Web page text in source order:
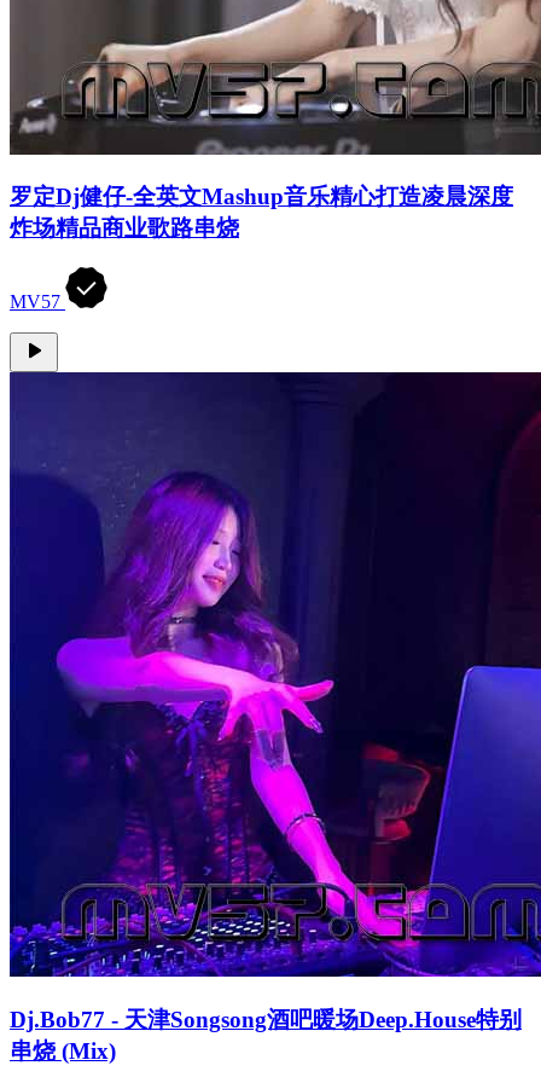
罗定Dj健仔-全英文Mashup音乐精心打造凌晨深度
炸场精品商业歌路串烧
MV57
Dj.Bob77 - 天津Songsong酒吧暖场Deep.House特别
串烧 (Mix)